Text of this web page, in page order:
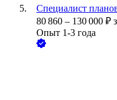
Специалист
80 860 – 130 000 ₽
Опыт 1-3 года